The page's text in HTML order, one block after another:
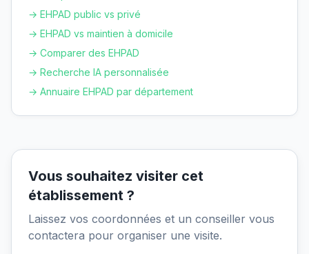
→ EHPAD public vs privé
→ EHPAD vs maintien à domicile
→ Comparer des EHPAD
→ Recherche IA personnalisée
→ Annuaire EHPAD par département
Vous souhaitez visiter cet
établissement ?
Laissez vos coordonnées et un conseiller vous
contactera pour organiser une visite.